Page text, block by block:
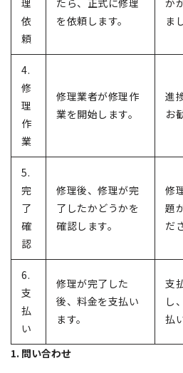
理
依
頼
たら、正式に修理
を依頼します。
か
ま
4.
修
理
作
業
修理業者が修理作
業を開始します。
進
お
5.
完
了
確
認
修理後、修理が完
了したかどうかを
確認します。
修
題
だ
6.
支
払
い
修理が完了した
後、料金を支払い
ます。
支
し
払
1. 問い合わせ